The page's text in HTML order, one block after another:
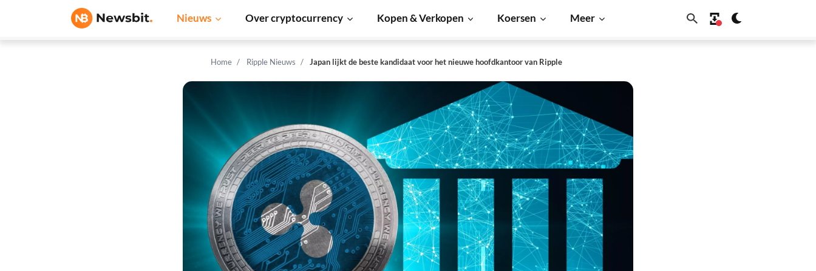
Nieuws Over cryptocurrency Kopen & Verkopen Koersen Meer
Home Ripple Nieuws Japan lijkt de beste kandidaat voor het nieuwe hoofdkantoor van Ripple